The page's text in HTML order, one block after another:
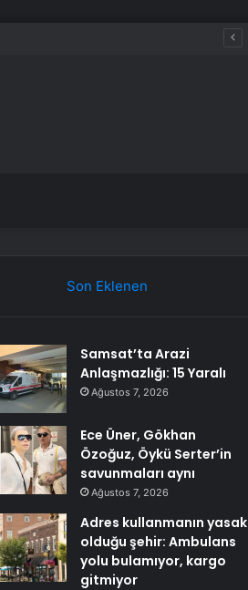
Son Eklenen
Samsat’ta Arazi
Anlaşmazlığı: 15 Yaralı
Ağustos 7, 2026
Ece Üner, Gökhan
Özoğuz, Öykü Serter’in
savunmaları aynı
Ağustos 7, 2026
Adres kullanmanın yasak
olduğu şehir: Ambulans
yolu bulamıyor, kargo
gitmiyor